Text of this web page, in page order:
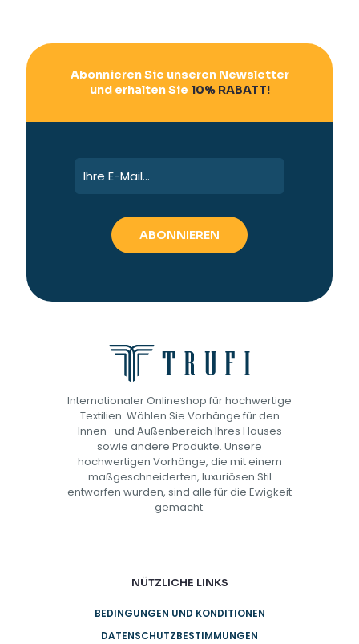
Abonnieren Sie unseren Newsletter
und erhalten Sie 10% RABATT!
Internationaler Onlineshop für hochwertige
Textilien. Wählen Sie Vorhänge für den
Innen- und Außenbereich Ihres Hauses
sowie andere Produkte. Unsere
hochwertigen Vorhänge, die mit einem
maßgeschneiderten, luxuriösen Stil
entworfen wurden, sind alle für die Ewigkeit
gemacht.
NÜTZLICHE LINKS
BEDINGUNGEN UND KONDITIONEN
DATENSCHUTZBESTIMMUNGEN